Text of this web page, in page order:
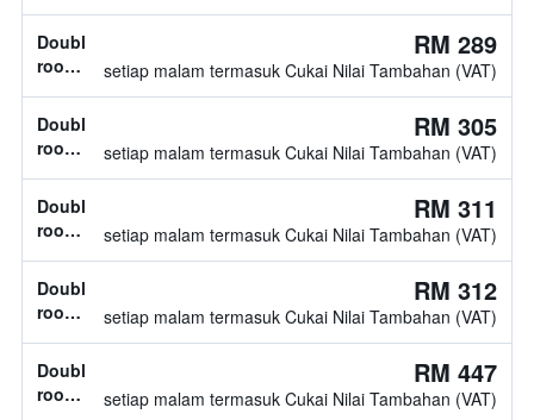
katil
twin
Double
room,
katil
double
RM 289
setiap malam termasuk Cukai Nilai Tambahan (VAT)
Double
room,
katil
tidak
diketahui
RM 305
setiap malam termasuk Cukai Nilai Tambahan (VAT)
Double
room,
katil
double
RM 311
setiap malam termasuk Cukai Nilai Tambahan (VAT)
Double
room,
katil
tidak
diketahui
RM 312
setiap malam termasuk Cukai Nilai Tambahan (VAT)
Double
room,
RM 447
setiap malam termasuk Cukai Nilai Tambahan (VAT)